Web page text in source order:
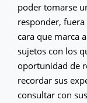
poder tomarse
responder,
cara que marca
sujetos con los
oportunidad de
recordar sus
consultar con